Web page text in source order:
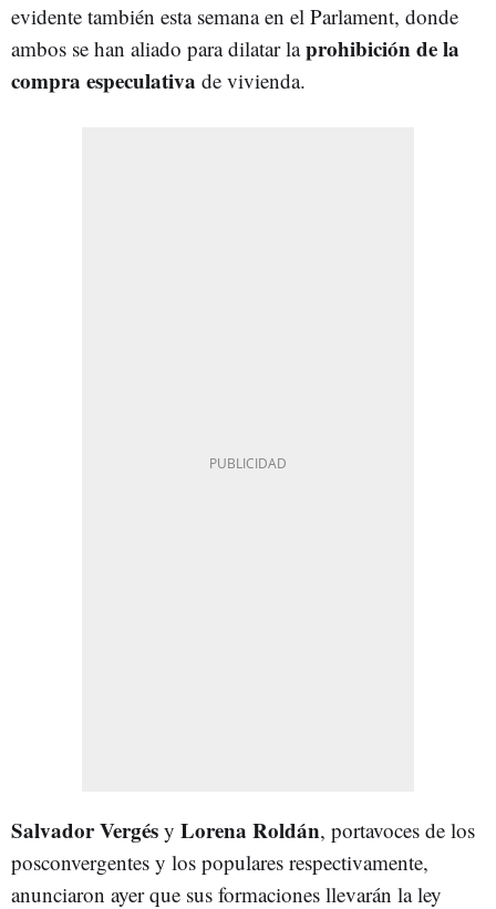
evidente también esta semana en el Parlament, donde
ambos se han aliado para dilatar laprohibición de la
compra especulativa de vivienda.
Salvador Vergés y Lorena Roldán, portavoces de los
posconvergentes y los populares respectivamente,
anunciaron ayer que sus formaciones llevarán la ley